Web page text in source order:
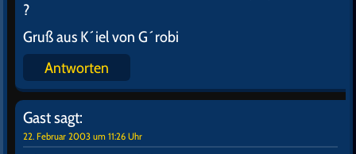
?
Gruß aus K´iel von G´robi
Antworten
Gastsagt:
22. Februar 2003 um 11:26 Uhr